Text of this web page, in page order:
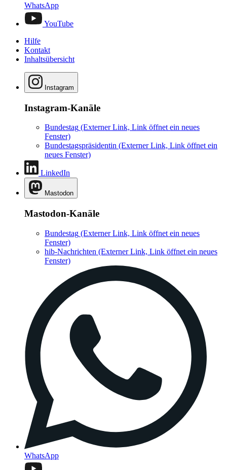
WhatsApp
YouTube
Hilfe
Kontakt
Inhaltsübersicht
Instagram
Instagram-Kanäle
Bundestag (Externer Link, Link öffnet ein neues
Fenster)
Bundestagspräsidentin (Externer Link, Link öffnet ein
neues Fenster)
LinkedIn
Mastodon
Mastodon-Kanäle
Bundestag (Externer Link, Link öffnet ein neues
Fenster)
hib-Nachrichten (Externer Link, Link öffnet ein neues
Fenster)
WhatsApp